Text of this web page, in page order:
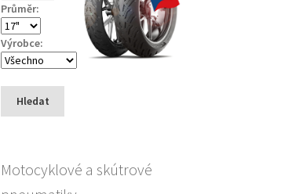
Průměr:
Výrobce:
Hledat
Motocyklové a skútrové